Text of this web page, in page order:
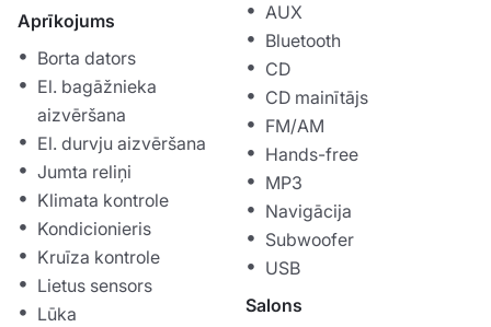
Aprīkojums
Borta dators
El. bagāžnieka
aizvēršana
El. durvju aizvēršana
Jumta reliņi
Klimata kontrole
Kondicionieris
Kruīza kontrole
Lietus sensors
Lūka
AUX
Bluetooth
CD
CD mainītājs
FM/AM
Hands-free
MP3
Navigācija
Subwoofer
USB
Salons